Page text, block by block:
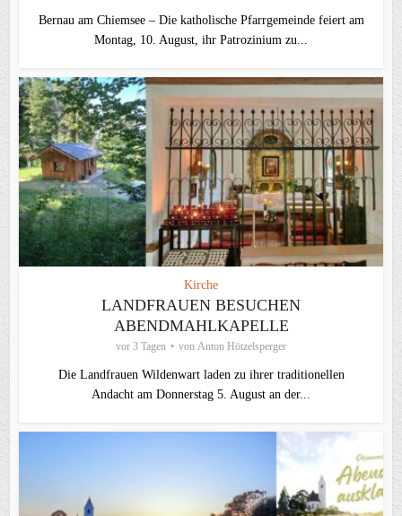
Bernau am Chiemsee – Die katholische Pfarrgemeinde feiert am
Montag, 10. August, ihr Patrozinium zu...
Kirche
LANDFRAUEN BESUCHEN
ABENDMAHLKAPELLE
vor 3 Tagen von Anton Hötzelsperger
Die Landfrauen Wildenwart laden zu ihrer traditionellen
Andacht am Donnerstag 5. August an der...